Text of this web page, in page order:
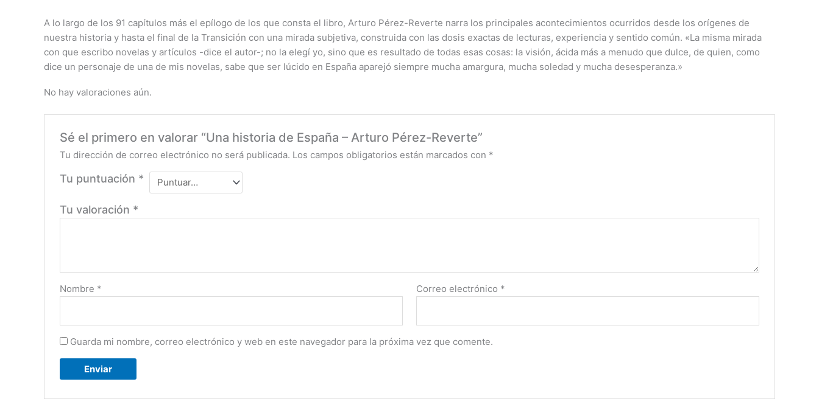
A lo largo de los 91 capítulos más el epílogo de los que consta el libro, Arturo Pérez-Reverte narra los principales acontecimientos ocurridos desde los orígenes de
nuestra historia y hasta el final de la Transición con una mirada subjetiva, construida con las dosis exactas de lecturas, experiencia y sentido común. «La misma mirada
con que escribo novelas y artículos -dice el autor-; no la elegí yo, sino que es resultado de todas esas cosas: la visión, ácida más a menudo que dulce, de quien, como
dice un personaje de una de mis novelas, sabe que ser lúcido en España aparejó siempre mucha amargura, mucha soledad y mucha desesperanza.»
No hay valoraciones aún.
Sé el primero en valorar “Una historia de España – Arturo Pérez-Reverte”
Tu dirección de correo electrónico no será publicada. Los campos obligatorios están marcados con *
Tu puntuación *
Tu valoración *
Nombre * Correo electrónico *
Guarda mi nombre, correo electrónico y web en este navegador para la próxima vez que comente.